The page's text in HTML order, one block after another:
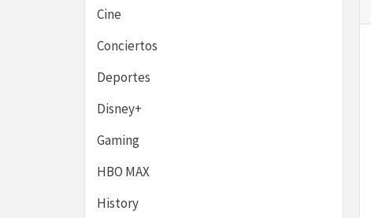
Cine
Conciertos
Deportes
Disney+
Gaming
HBO MAX
History